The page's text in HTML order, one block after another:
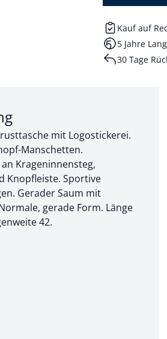
Kauf auf
5 Jahre
30 Tage
mit Logostickerei.
Manschetten.
Krageninnensteg,
Knopfleiste. Sportive
Gerader Saum mit
gerade Form. Länge
42.